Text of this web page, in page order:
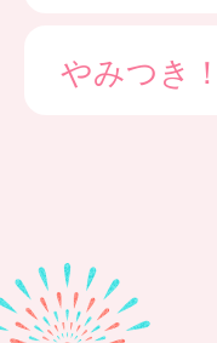
やみつき